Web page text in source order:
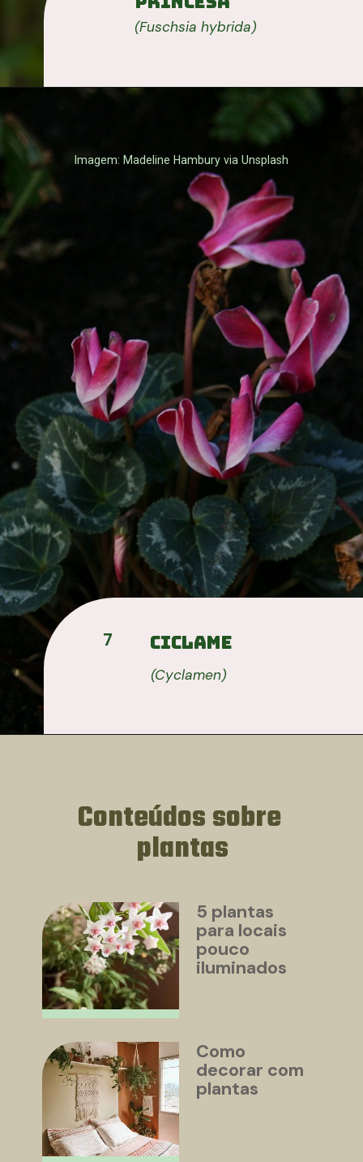
(Fuschsia hybrida)
7 Ciclame
(Cyclamen)
Imagem: Madeline Hambury via Unsplash
5 plantas
para locais
pouco
iluminados
Como
decorar com
plantas
Conteúdos sobre
plantas